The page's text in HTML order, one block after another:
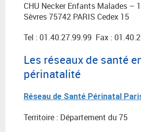
CHU Necker Enfants Malades –
Sèvres 75742 PARIS Cedex 15
Tel : 01.40.27.99.99 Fax :
Les réseaux de santé
périnatalité
Réseau de Santé Périnatal
Territoire : Département du 75